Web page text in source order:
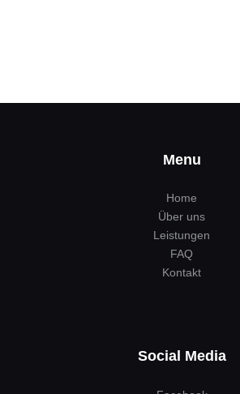
Menu
Home
Über uns
Leistungen
FAQ
Kontakt
Social Media